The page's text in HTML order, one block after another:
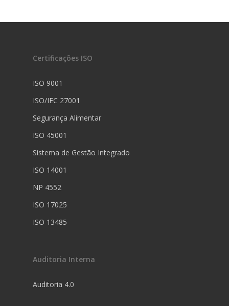
Certificações ISO
ISO 9001
ISO/IEC 27001
Segurança Alimentar
ISO 45001
Sistema de Gestão Integrado
ISO 14001
NP 4552
ISO 17025
ISO 13485
Auditoria Interna
Auditoria 4.0